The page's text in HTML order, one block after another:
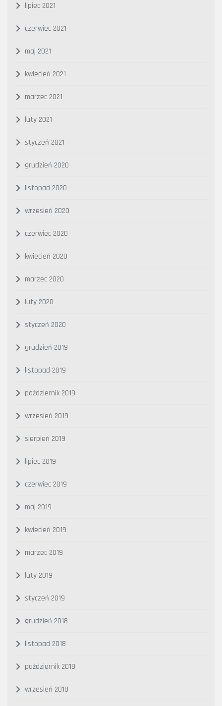
lipiec 2021
czerwiec 2021
maj 2021
kwiecień 2021
marzec 2021
luty 2021
styczeń 2021
grudzień 2020
listopad 2020
wrzesień 2020
czerwiec 2020
kwiecień 2020
marzec 2020
luty 2020
styczeń 2020
grudzień 2019
listopad 2019
październik 2019
wrzesień 2019
sierpień 2019
lipiec 2019
czerwiec 2019
maj 2019
kwiecień 2019
marzec 2019
luty 2019
styczeń 2019
grudzień 2018
listopad 2018
październik 2018
wrzesień 2018